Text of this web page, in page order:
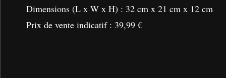
Dimensions (L x W x H) : 32 cm x 21 cm x 12 cm
Prix de vente indicatif : 39,99 €